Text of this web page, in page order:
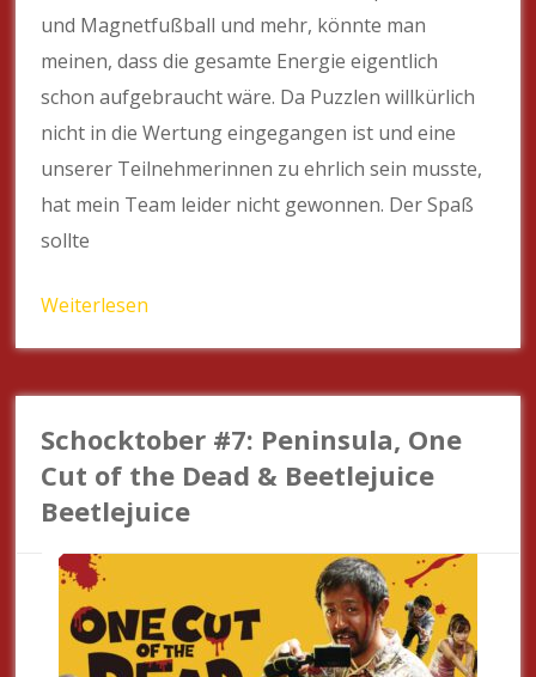
und Magnetfußball und mehr, könnte man
meinen, dass die gesamte Energie eigentlich
schon aufgebraucht wäre. Da Puzzlen willkürlich
nicht in die Wertung eingegangen ist und eine
unserer Teilnehmerinnen zu ehrlich sein musste,
hat mein Team leider nicht gewonnen. Der Spaß
sollte
Weiterlesen
Schocktober #7: Peninsula, One
Cut of the Dead & Beetlejuice
Beetlejuice